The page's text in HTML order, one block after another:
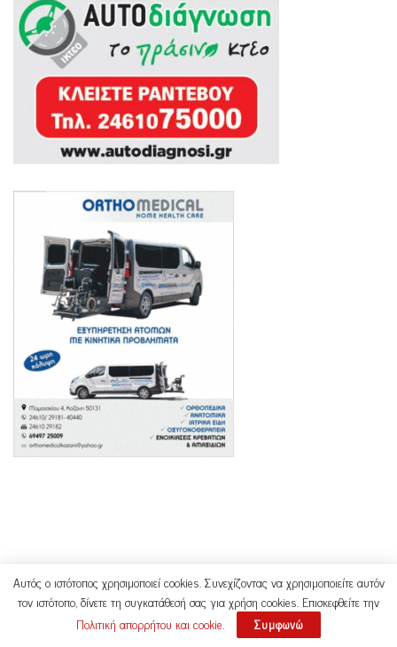
Αυτός ο ιστότοπος χρησιμοποιεί cookies. Συνεχίζοντας να χρησιμοποιείτε αυτόν
τον ιστότοπο, δίνετε τη συγκατάθεσή σας για χρήση cookies. Επισκεφθείτε την
Πολιτική απορρήτου και cookie. Συμφωνώ